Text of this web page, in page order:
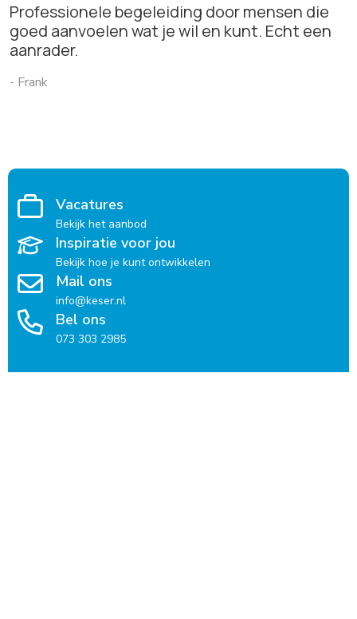
Professionele begeleiding door mensen die
goed aanvoelen wat je wil en kunt. Echt een
aanrader.
- Frank
Vacatures
Bekijk het aanbod
Inspiratie voor jou
Bekijk hoe je kunt ontwikkelen
Mail ons
info@keser.nl
Bel ons
073 303 2985